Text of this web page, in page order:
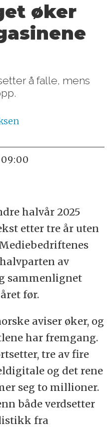
øker
å falle, mens
09:00
halvår 2025
etter tre år uten
av
sammenlignet
før.
aviser øker, og
har fremgang.
tre av fire
og det rene
seg to millioner.
både verdsetter
fra